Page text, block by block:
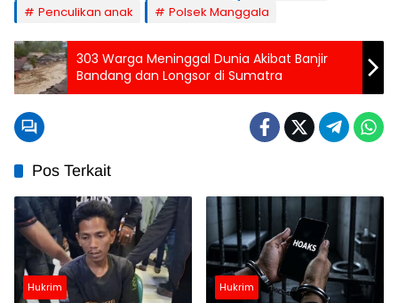
Penculikan anak
Polsek Manggala
303 Warga Meninggal Dunia Akibat Banjir
Bandang dan Longsor di Sumatra
Pos Terkait
Hukrim Hukrim